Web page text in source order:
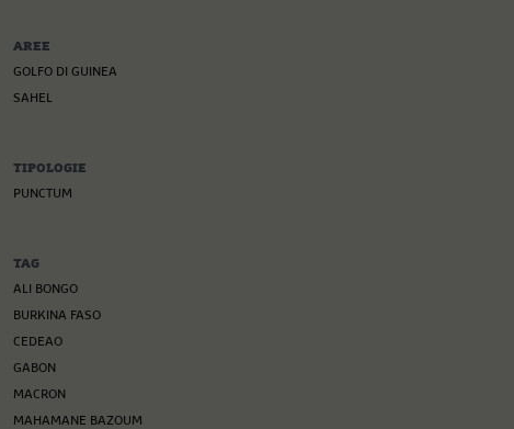
AREE
GOLFO DI GUINEA
SAHEL
TIPOLOGIE
PUNCTUM
TAG
ALI BONGO
BURKINA FASO
CEDEAO
GABON
MACRON
MAHAMANE BAZOUM